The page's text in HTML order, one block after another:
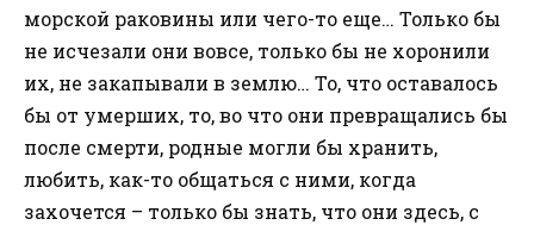
морской раковины или чего-то еще… Только бы
не исчезали они вовсе, только бы не хоронили
их, не закапывали в землю… То, что оставалось
бы от умерших, то, во что они превращались бы
после смерти, родные могли бы хранить,
любить, как-то общаться с ними, когда
захочется – только бы знать, что они здесь, с